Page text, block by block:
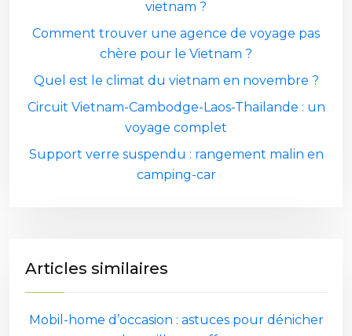
vietnam ?
Comment trouver une agence de voyage pas
chère pour le Vietnam ?
Quel est le climat du vietnam en novembre ?
Circuit Vietnam-Cambodge-Laos-Thaïlande : un
voyage complet
Support verre suspendu : rangement malin en
camping-car
Articles similaires
Mobil-home d’occasion : astuces pour dénicher